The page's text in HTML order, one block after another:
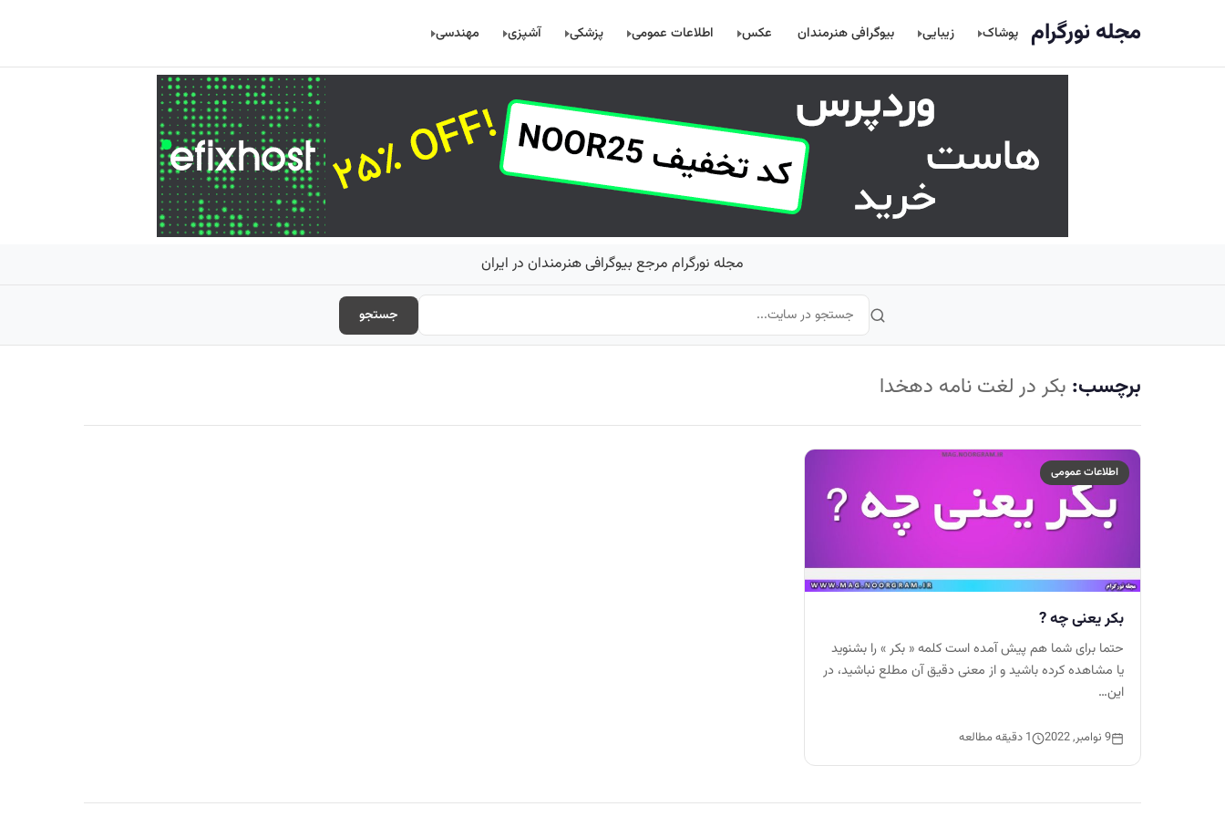
مجله نورگرام پوشاک زیبایی بیوگرافی هنرمندان عکس اطلاعات عمومی پزشکی آشپزی مهندسی
مجله نورگرام مرجع بیوگرافی هنرمندان در ایران
جستجو
برچسب: بکر در لغت نامه دهخدا
اطلاعات عمومی
بکر یعنی چه ?
حتما برای شما هم پیش آمده است کلمه « بکر » را بشنوید
یا مشاهده کرده باشید و از معنی دقیق آن مطلع نباشید، در
این…
9 نوامبر, 2022 1 دقیقه مطالعه